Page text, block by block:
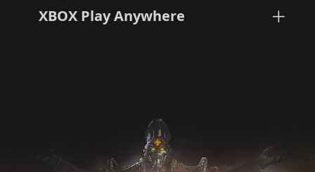
XBOX Play Anywhere